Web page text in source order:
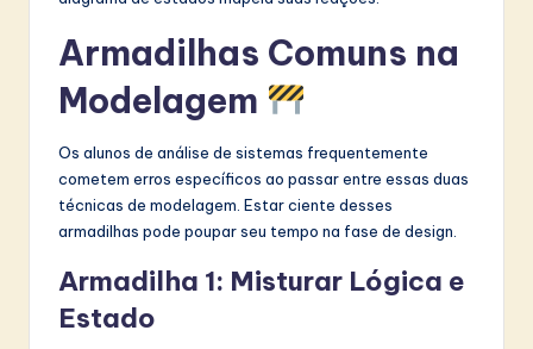
Armadilhas Comuns na
Modelagem
Os alunos de análise de sistemas frequentemente
cometem erros específicos ao passar entre essas duas
técnicas de modelagem. Estar ciente desses
armadilhas pode poupar seu tempo na fase de design.
Armadilha 1: Misturar Lógica e
Estado